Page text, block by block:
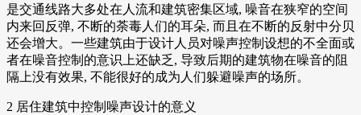
是交通线路大多处在人流和建筑密集区域, 噪音在狭窄的空间
内来回反弹, 不断的荼毒人们的耳朵, 而且在不断的反射中分贝
还会增大。一些建筑由于设计人员对噪声控制设想的不全面或
者在噪音控制的意识上还缺乏, 导致后期的建筑物在噪音的阻
隔上没有效果, 不能很好的成为人们躲避噪声的场所。
2 居住建筑中控制噪声设计的意义